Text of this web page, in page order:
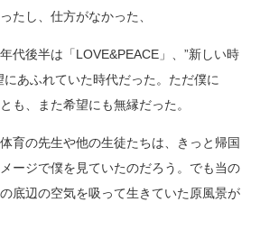
たし、仕方がなかった、
代後半は「LOVE&PEACE」、”新しい時
にあふれていた時代だった。ただ僕に
も、また希望にも無縁だった。
育の先生や他の生徒たちは、きっと帰国
ージで僕を見ていたのだろう。でも当の
底辺の空気を吸って生きていた原風景が